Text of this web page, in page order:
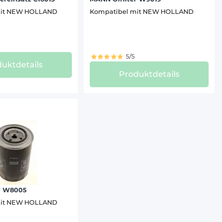
NEW HOLLAND
Kompatibel mit NEW HOLLAND
5/5
Produktdetails
W8005
NEW HOLLAND